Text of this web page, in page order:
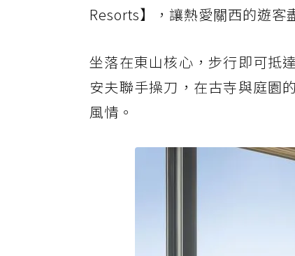
Resorts】，讓熱愛關西的遊客
坐落在東山核心，步行即可抵
安夫聯手操刀，在古寺與庭園
風情。